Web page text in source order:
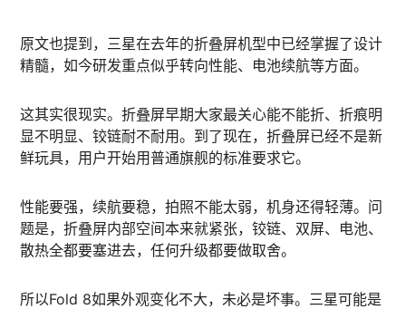
原文也提到，三星在去年的折叠屏机型中已经掌握了设计
精髓，如今研发重点似乎转向性能、电池续航等方面。
这其实很现实。折叠屏早期大家最关心能不能折、折痕明
显不明显、铰链耐不耐用。到了现在，折叠屏已经不是新
鲜玩具，用户开始用普通旗舰的标准要求它。
性能要强，续航要稳，拍照不能太弱，机身还得轻薄。问
题是，折叠屏内部空间本来就紧张，铰链、双屏、电池、
散热全都要塞进去，任何升级都要做取舍。
所以Fold 8如果外观变化不大，未必是坏事。三星可能是